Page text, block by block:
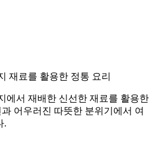
재료를 활용한 정통 요리
에서 재배한 신선한 재료를 활용한
어우러진 따뜻한 분위기에서 여
.